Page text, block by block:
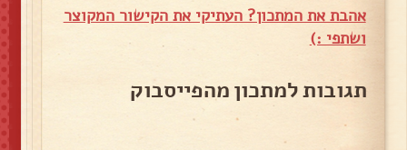
אהבת את המתכון? העתיקי את הקישור המקוצר
ושתפי :)
תגובות למתכון מהפייסבוק